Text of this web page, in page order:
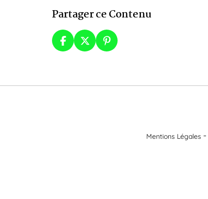
Partager ce Contenu
Mentions Légales